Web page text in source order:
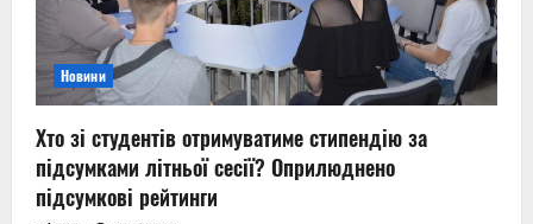
Новини
Хто зі студентів отримуватиме стипендію за
підсумками літньої сесії? Оприлюднено
підсумкові рейтинги